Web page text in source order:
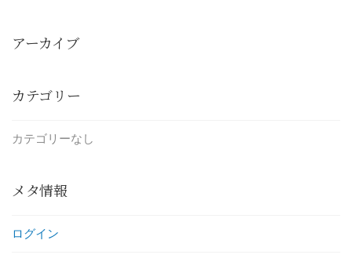
アーカイブ
カテゴリー
カテゴリーなし
メタ情報
ログイン